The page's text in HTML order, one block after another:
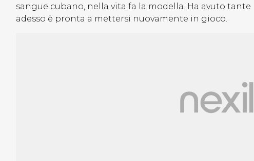
sangue cubano, nella vita fa la modella. Ha avuto tante
adesso è pronta a mettersi nuovamente in gioco.